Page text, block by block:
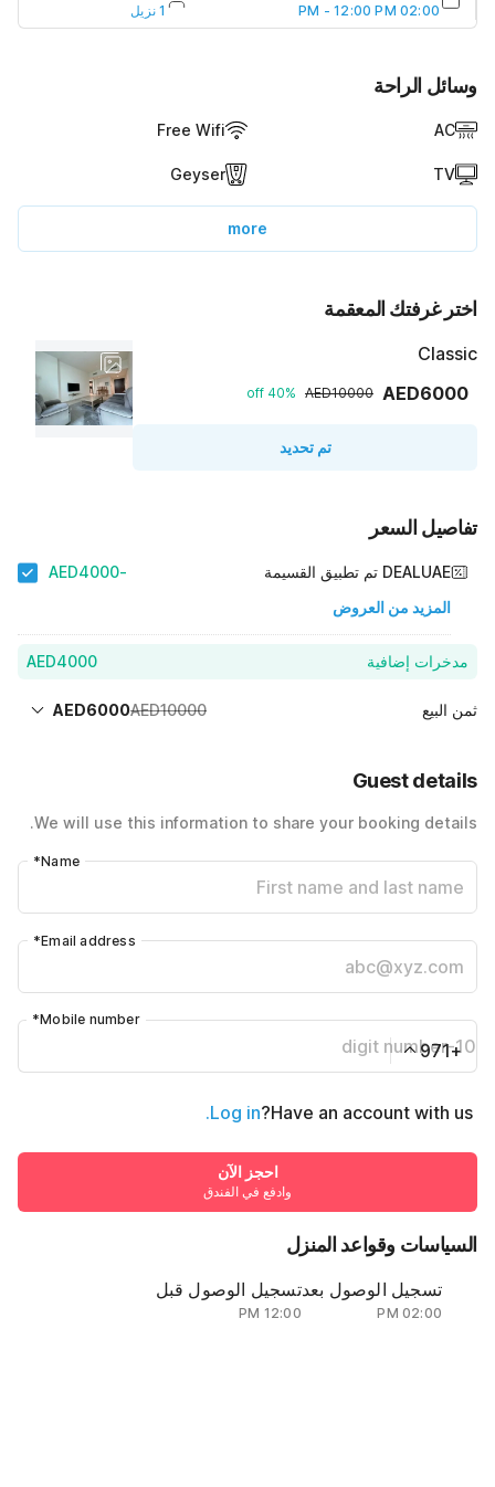
02:00 PM - 12:00 PM 1 نزيل
وسائل الراحة
AC
Free Wifi
TV
Geyser
more
اختر غرفتك المعقمة
Classic
AED6000
AED10000
40% off
تم تحديد
تفاصيل السعر
DEALUAE تم تطبيق القسيمة
المزيد من العروض
-AED4000
مدخرات إضافية AED4000
ثمن البيع AED10000
AED6000
40% Coupon Discount
Total Payable (Discounts + all taxes)
AED6000
Guest details
We will use this information to share your booking details.
Name
*
Email address
*
+971
Mobile number
*
Have an account with us?
Log in.
احجز الآن
وادفع في الفندق
السياسات وقواعد المنزل
تسجيل الوصول بعد
02:00 PM
تسجيل الوصول قبل
12:00 PM